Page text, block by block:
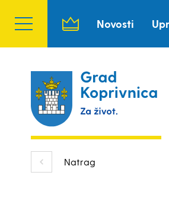
Novosti
Natrag